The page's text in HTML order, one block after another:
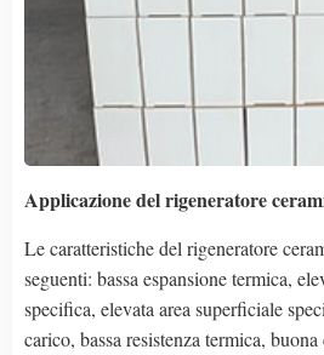
Applicazione del rigeneratore
Le caratteristiche del rigeneratore
seguenti: bassa espansione termica,
specifica, elevata area superficiale
carico, bassa resistenza termica,